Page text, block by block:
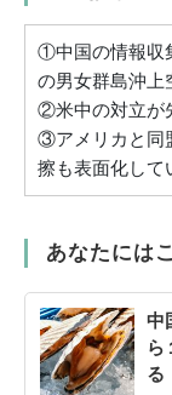
①中国の情報収
の男女群島沖上
②米中の対立が
③アメリカと同
擦も表面化して
あなたには
中
ら
る